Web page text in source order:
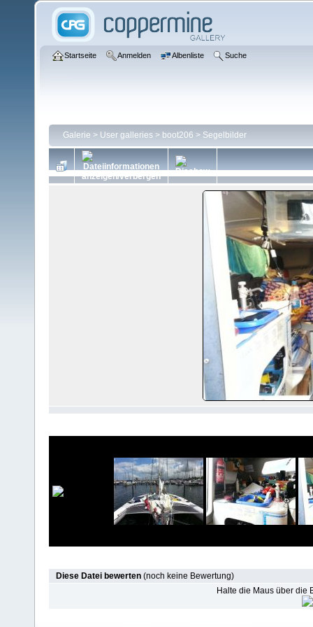
Startseite Anmelden Albenliste Suche
Galerie > User galleries > boot206 > Segelbilder
Diese Datei bewerten (noch keine Bewertung)
Halte die Maus über die